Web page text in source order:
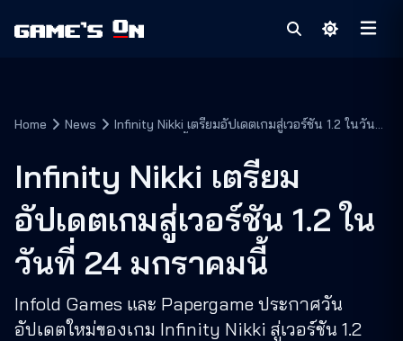
Home News
Infinity Nikki เตรียมอัปเดตเกมสู่เวอร์ชัน 1.2 ในวันที่
Infinity Nikki เตรียม
อัปเดตเกมสู่เวอร์ชัน 1.2 ใน
วันที่ 24 มกราคมนี้
Infold Games และ Papergame ประกาศวัน
อัปเดตใหม่ของเกม Infinity Nikki สู่เวอร์ชัน 1.2